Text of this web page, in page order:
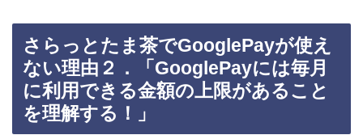
さらっとたま茶でGooglePayが使え
ない理由２．「GooglePayには毎月
に利用できる金額の上限があること
を理解する！」